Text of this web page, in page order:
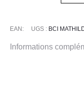
EAN: UGS : BCI
Informations